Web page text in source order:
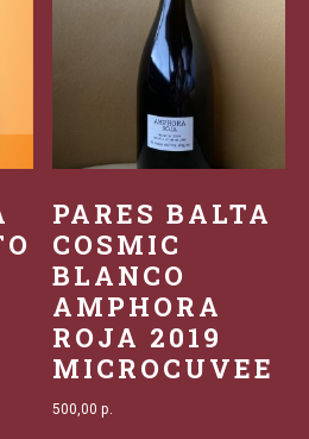
PARES BALTA
COSMIC
BLANCO
AMPHORA
ROJA 2019
MICROCUVEE
500,00р.